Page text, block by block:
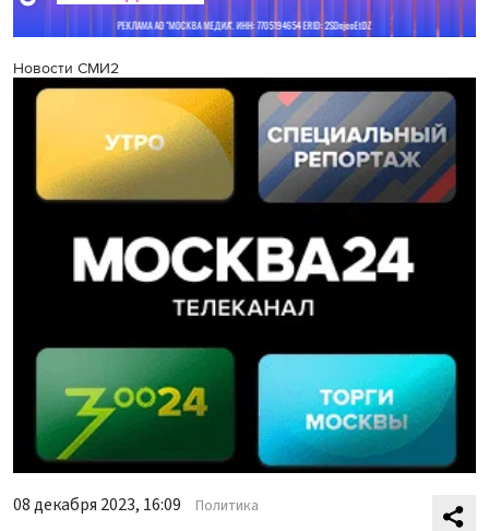
Новости СМИ2
08 декабря 2023, 16:09 Политика